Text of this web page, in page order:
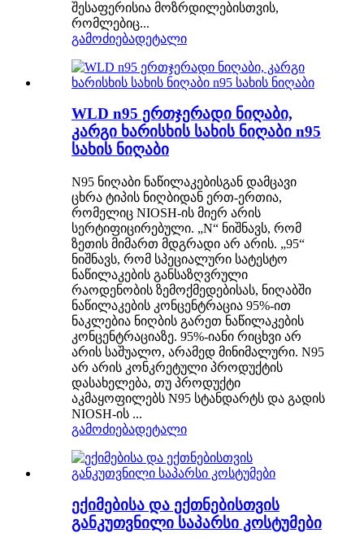
შესაფერისია მოზრდილებისთვის,
რომლებიც...
გამოძიებადეტალი
WLD n95 ერთჯერადი ნიღაბი,
კარგი ხარისხის სახის ნიღაბი n95
სახის ნიღაბი
N95 ნიღაბი ნაწილაკებისგან დამცავი
ცხრა ტიპის ნიღბიდან ერთ-ერთია,
რომელიც NIOSH-ის მიერ არის
სერტიფიცირებული. „N“ ნიშნავს, რომ
ზეთის მიმართ მდგრადი არ არის. „95“
ნიშნავს, რომ სპეციალური სატესტო
ნაწილაკების განსაზღვრული
რაოდენობის ზემოქმედებისას, ნიღაბში
ნაწილაკების კონცენტრაცია 95%-ით
ნაკლებია ნიღბის გარეთ ნაწილაკების
კონცენტრაციაზე. 95%-იანი რიცხვი არ
არის საშუალო, არამედ მინიმალური. N95
არ არის კონკრეტული პროდუქტის
დასახელება, თუ პროდუქტი
აკმაყოფილებს N95 სტანდარტს და გადის
NIOSH-ის ...
გამოძიებადეტალი
ექიმებისა და ექთნებისთვის
განკუთვნილი საპარსი კოსტუმები